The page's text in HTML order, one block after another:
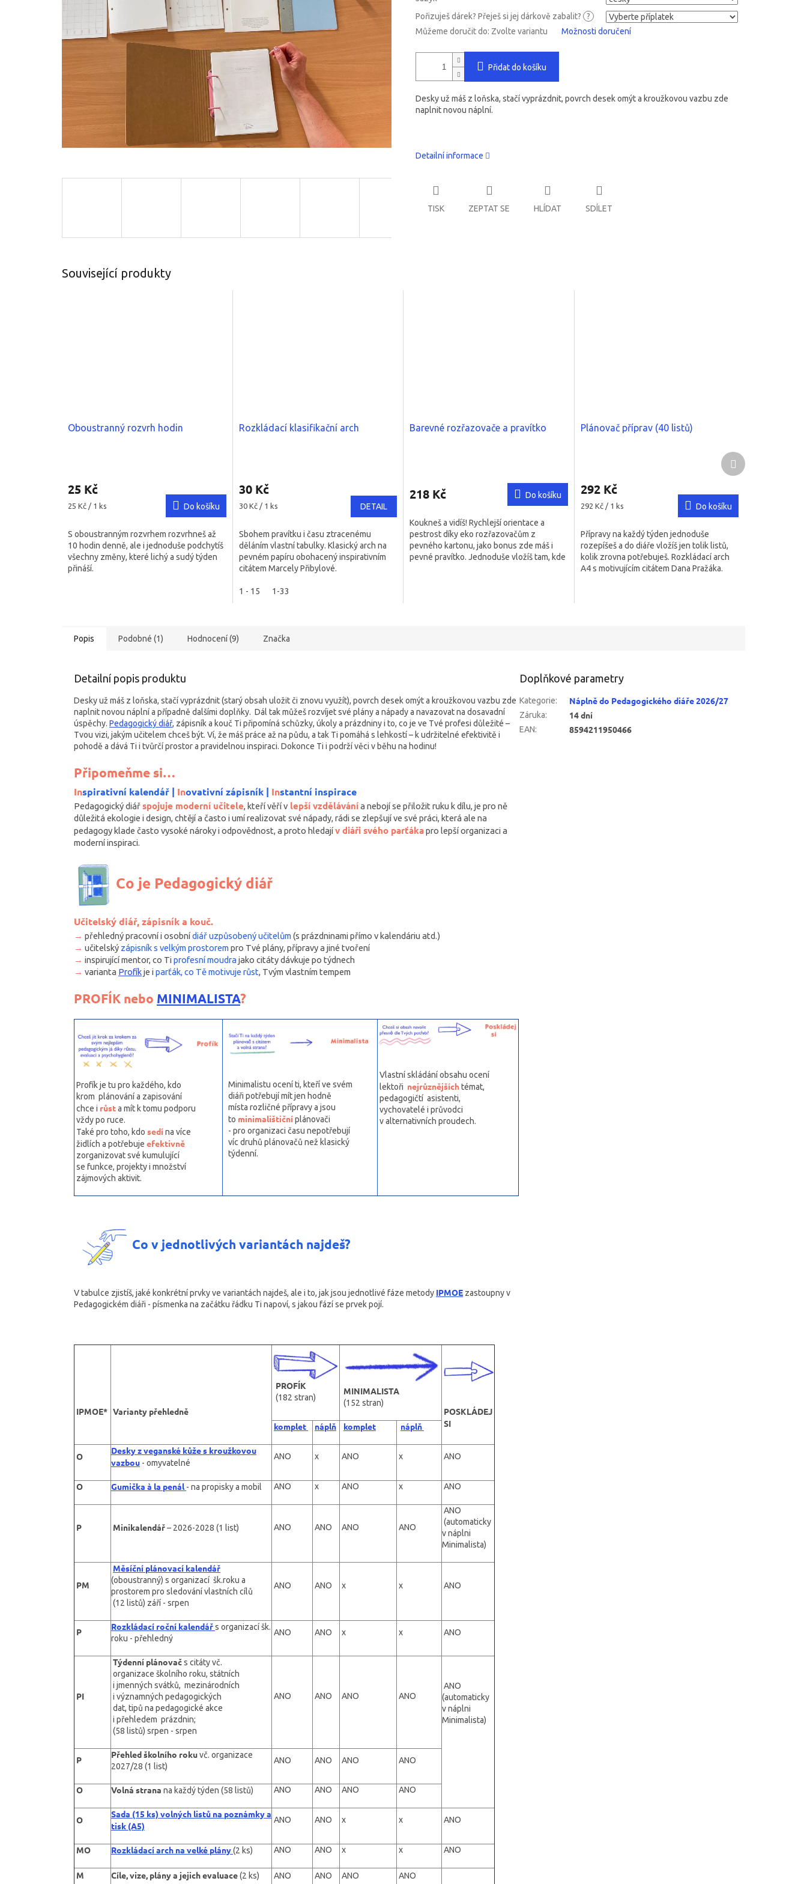
Pořizuješ dárek? Přeješ si jej dárkově zabalit?
?
Můžeme doručit do: Zvolte variantu Možnosti doručení
Přidat do košíku
Desky už máš z loňska, stačí vyprázdnit, povrch desek omýt a kroužkovou vazbu zde
naplnit novou náplní.
Detailní informace
TISK ZEPTAT SE HLÍDAT SDÍLET
Související produkty
Oboustranný rozvrh hodin
produktu
5
hvězdiček.
25 Kč
Měrná
25 Kč / 1 ks Do košíku
S oboustranným rozvrhem rozvrhneš až
10 hodin denně, ale i jednoduše podchytíš
všechny změny, které lichý a sudý týden
přináší.
Rozkládací klasifikační arch
produktu
5
hvězdiček.
30 Kč
Měrná
30 Kč / 1 ks DETAIL
Sbohem pravítku i času ztracenému
děláním vlastní tabulky. Klasický arch na
pevném papíru obohacený inspirativním
citátem Marcely Přibylové.
1 - 15 1-33
Barevné rozřazovače a pravítko
produktu
je
z
5
hvězdiček.
218 Kč Do košíku
Koukneš a vidíš! Rychlejší orientace a
pestrost díky eko rozřazovačům z
pevného kartonu, jako bonus zde máš i
pevné pravítko. Jednoduše vložíš tam, kde
Plánovač příprav (40 listů)
produktu
5
hvězdiček.
292 Kč
Měrná
292 Kč / 1 ks Do košíku
Přípravy na každý týden jednoduše
rozepíšeš a do diáře vložíš jen tolik listů,
kolik zrovna potřebuješ. Rozkládací arch
A4 s motivujícím citátem Dana Pražáka.
Další
produkt
Popis Podobné (1) Hodnocení (9) Značka
Detailní popis produktu
Desky už máš z loňska, stačí vyprázdnit (starý obsah uložit či znovu využít), povrch desek omýt a kroužkovou vazbu zde
naplnit novou náplní a případně dalšími doplňky. Dál tak můžeš rozvíjet své plány a nápady a navazovat na dosavadní
úspěchy. Pedagogický diář, zápisník a kouč Ti připomíná schůzky, úkoly a prázdniny i to, co je ve Tvé profesi důležité –
Tvou vizi, jakým učitelem chceš být. Ví, že máš práce až na půdu, a tak Ti pomáhá s lehkostí – k udržitelné efektivitě i
pohodě a dává Ti i tvůrčí prostor a pravidelnou inspiraci. Dokonce Ti i podrží věci v běhu na hodinu!
Připomeňme si…
Inspirativní kalendář | Inovativní zápisník | Instantní inspirace
Pedagogický diářspojuje moderní učitele, kteří věří v lepší vzdělávánía nebojí se přiložit ruku k dílu, je pro ně
důležitá ekologie i design, chtějí a často i umí realizovat své nápady, rádi se zlepšují ve své práci, která ale na
pedagogy klade často vysoké nároky i odpovědnost, a proto hledajív diáři svého parťákapro lepší organizaci a
moderní inspiraci.
Co je Pedagogický diář
Učitelský diář, zápisník a kouč.
→ přehledný pracovní i osobnídiář uzpůsobený učitelům(s prázdninami přímo v kalendáriu atd.)
→ učitelský zápisník s velkým prostorempro Tvé plány, přípravy a jiné tvoření
→ inspirující mentor, co Ti profesní moudrajako citáty dávkuje po týdnech
→ varianta Profíkje i parťák, co Tě motivuje růst, Tvým vlastním tempem
PROFÍK nebo MINIMALISTA?
Profík je tu pro každého, kdo
krom plánování a zapisování
chce i růsta mít k tomu podporu
vždy po ruce.
Také pro toho, kdo sedína více
židlích a potřebuje efektivně
zorganizovat své kumulující
se funkce, projekty i množství
zájmových aktivit.
Minimalistu ocení ti, kteří ve svém
diáři potřebují mít jen hodně
místa rozličné přípravy a jsou
to minimalištičníplánovači
- pro organizaci času nepotřebují
víc druhů plánovačů než klasický
týdenní.
Vlastní skládání obsahu ocení
lektoři nejrůznějšíchtémat,
pedagogičtí asistenti,
vychovatelé i průvodci
v alternativních proudech.
Co v jednotlivých variantách najdeš?
V tabulce zjistíš, jaké konkrétní prvky ve variantách najdeš, ale i to, jak jsou jednotlivé fáze metody IPMOE zastoupny v
Pedagogickém diáři - písmenka na začátku řádku Ti napoví, s jakou fází se prvek pojí.
IPMOE* Varianty přehledně
PROFÍK
(182 stran)
MINIMALISTA
(152 stran)
POSKLÁDEJ
SI
komplet náplň komplet náplň
O
Desky z veganské kůže s kroužkovou
vazbou - omyvatelné
ANO x ANO x ANO
O Gumička à la penál- na propisky a mobil ANO x ANO x ANO
P Minikalendář– 2026-2028 (1 list) ANO ANO ANO ANO
ANO
(automaticky
v náplni
Minimalista)
PM
Měsíční plánovací kalendář
(oboustranný) s organizací šk.roku a
prostorem pro sledování vlastních cílů
(12 listů) září - srpen
ANO ANO x x ANO
P Rozkládací roční kalendářs organizací šk.
roku - přehledný
ANO ANO x x ANO
PI
Týdenní plánovačs citáty vč.
organizace školního roku, státních
i jmenných svátků, mezinárodních
i významných pedagogických
dat, tipů na pedagogické akce
i přehledem prázdnin;
(58 listů) srpen - srpen
ANO ANO ANO ANO
ANO
(automaticky
v náplni
Minimalista)
P Přehled školního rokuvč. organizace
2027/28 (1 list)
ANO ANO ANO ANO
O Volná strana na každý týden (58 listů) ANO ANO ANO ANO
O
Sada (15 ks) volných listů na poznámky a
tisk (A5)
ANO ANO x x ANO
MO Rozkládací arch na velké plány(2 ks) ANO ANO x x ANO
M Cíle, vize, plány a jejich evaluace(2 ks) ANO ANO ANO ANO
Doplňkové parametry
Kategorie: Náplně do Pedagogického diáře 2026/27
Záruka: 14 dní
EAN: 8594211950466